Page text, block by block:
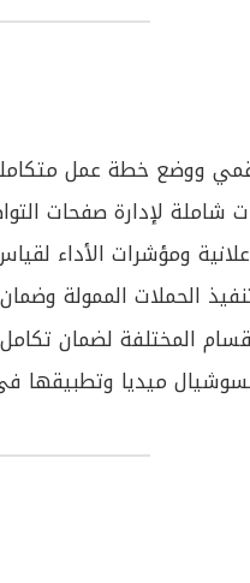
ووضع خطة عمل
شاملة لإدارة صفحات
ومؤشرات الأداء
الحملات الممولة
المختلفة لضمان
ميديا وتطبيقها